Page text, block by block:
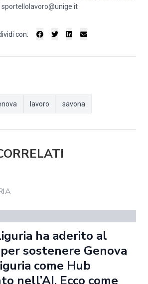
con:
lavoro savona
ha aderito al
sostenere Genova
come Hub
nell’AI. Ecco come